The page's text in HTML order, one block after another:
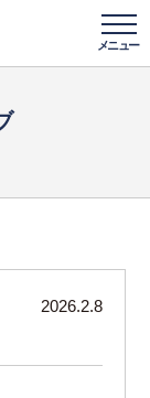
メニュー
2026.2.8